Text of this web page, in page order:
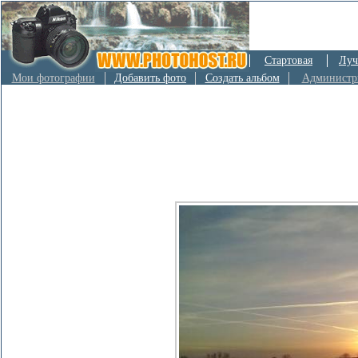
Стартовая
Мои фотографии
Добавить фото Создать альбом